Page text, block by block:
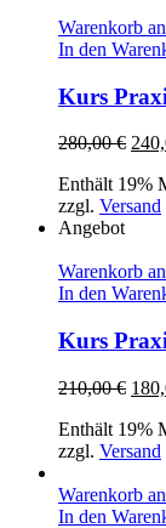
Warenkorb
In den
Kurs
280,00€
war:
Enthält 19%
zzgl. Versand
Angebot
Warenkorb
In den
Kurs
210,00€
war:
Enthält 19%
zzgl. Versand
Warenkorb
In den